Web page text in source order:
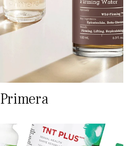
Primera